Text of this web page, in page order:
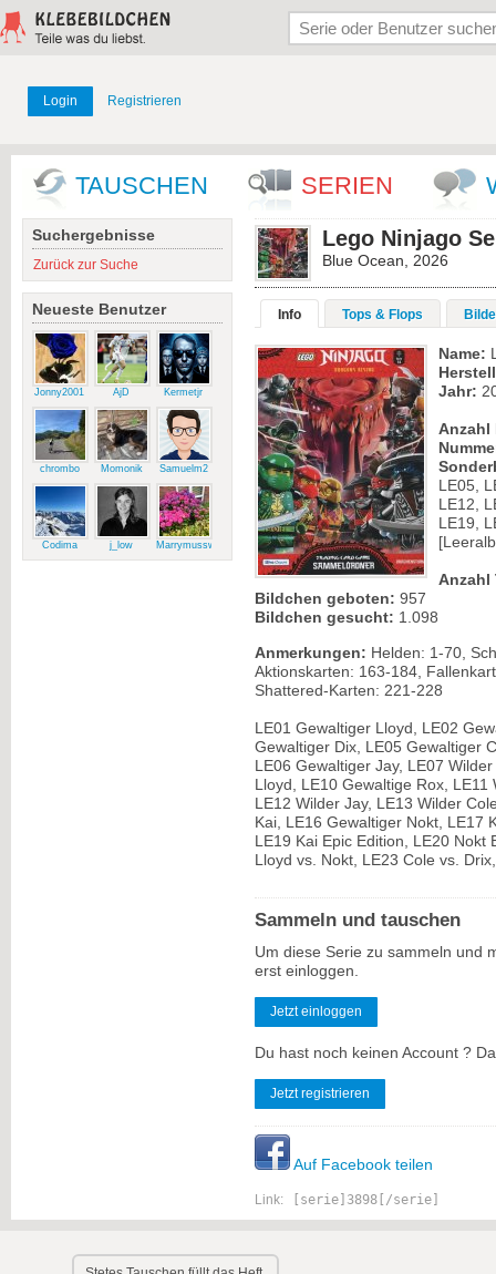
Login Registrieren
TAUSCHEN SERIEN
Suchergebnisse
Zurück zur Suche
Neueste Benutzer
Jonny2001 AjD Kermetjr
chrombo Momonik Samuelm2
Codima j_low Marrymussweg
Lego Ninjago
Blue Ocean, 2026
Info Tops & Flops
Name:
Jahr:
Anzahl
LE05,
LE12,
LE19,
Anzahl
Bildchen geboten: 957
Bildchen gesucht: 1.098
Anmerkungen: Helden: 1-70,
Aktionskarten: 163-184,
Shattered-Karten: 221-228
LE01 Gewaltiger Lloyd, LE02
Gewaltiger Dix, LE05 Gewaltiger
LE06 Gewaltiger Jay, LE07
Lloyd, LE10 Gewaltige Rox, LE11
LE12 Wilder Jay, LE13 Wilder
Kai, LE16 Gewaltiger Nokt, LE17
LE19 Kai Epic Edition, LE20 Nokt
Lloyd vs. Nokt, LE23 Cole vs.
Sammeln und tauschen
Um diese Serie zu sammeln und
erst einloggen.
Jetzt einloggen
Du hast noch keinen Account ?
Jetzt registrieren
Auf Facebook teilen
Link: [serie]3898[/serie]